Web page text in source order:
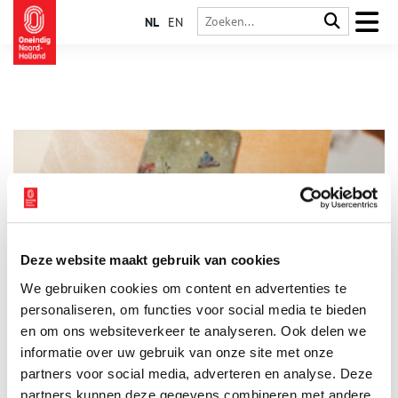
Deze website maakt gebruik van cookies
We gebruiken cookies om content en advertenties te
personaliseren, om functies voor social media te bieden
en om ons websiteverkeer te analyseren. Ook delen we
informatie over uw gebruik van onze site met onze
partners voor social media, adverteren en analyse. Deze
partners kunnen deze gegevens combineren met andere
NL EN
Gogh Museum
Het schilderij Bloempjes in een kopje van Chinees porselein
(1884) van Odilon Redon (1840-1916) is uit privébezit in
eigendom overgedragen aan de Staat der Nederlanden en ter
plaatsing toevertrouwd aan het Van Gogh Museum. Het
schilderij betreft een vroeg bloemstilleven, uitgevoerd in
olieverf op paneel en van bescheiden formaat (27 x 15,5 cm).
1 min